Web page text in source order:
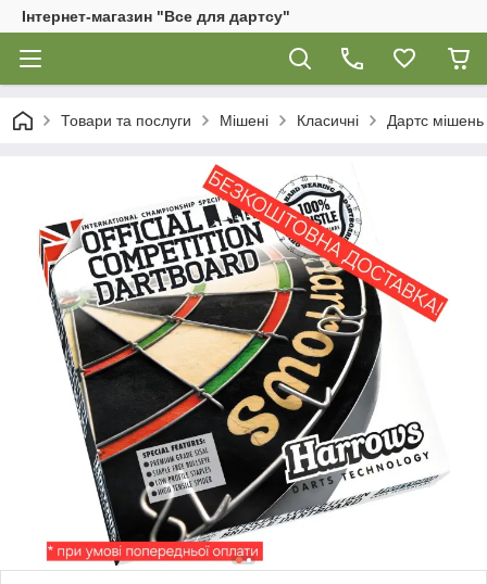
Інтернет-магазин "Все для дартсу"
Товари та послуги Мішені Класичні Дартс мішень